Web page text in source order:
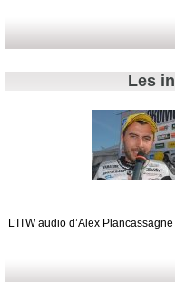
Les
L’ITW audio d’Alex